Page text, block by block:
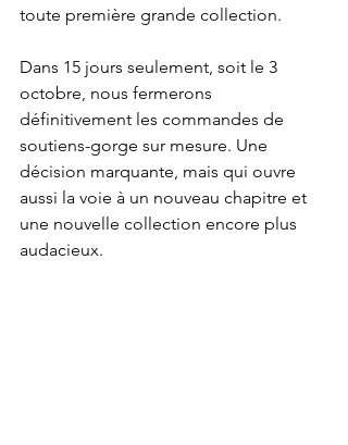
toute première grande collection.
Dans 15 jours seulement, soit le 3
octobre, nous fermerons
définitivement les commandes de
soutiens-gorge sur mesure. Une
décision marquante, mais qui ouvre
aussi la voie à un nouveau chapitre et
une nouvelle collection encore plus
audacieux.